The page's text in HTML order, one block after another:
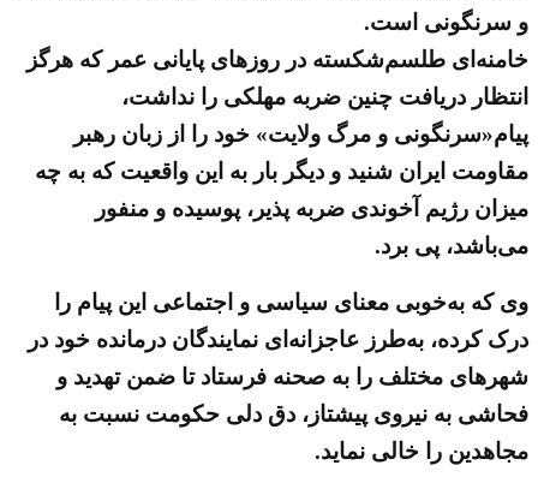
و سرنگونی است.
خامنه‌ای طلسم‌شکسته در روزهای پایانی عمر که هرگز
انتظار دریافت چنین ضربه مهلکی را نداشت،
پیام«سرنگونی و مرگ ولایت» خود را از زبان رهبر
مقاومت ایران شنید و دیگر بار به این واقعیت که به چه
میزان رژیم آخوندی ضربه پذیر، پوسیده و منفور
می‌باشد، پی برد.
وی که به‌خوبی معنای سیاسی و اجتماعی این پیام را
درک کرده، به‌طرز عاجزانه‌ای نمایندگان درمانده خود در
شهرهای مختلف را به صحنه فرستاد تا ضمن تهدید و
فحاشی به نیروی پیشتاز، دق دلی حکومت نسبت به
مجاهدین را خالی نماید.